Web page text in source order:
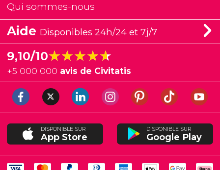
Qui sommes-nous
Aide Disponibles 24h/24 et 7j/7
9,10/10★★★★★
★★★★★
+5 000 000 avis de Civitatis
DISPONIBLE SUR
App Store
DISPONIBLE SUR
Google Play